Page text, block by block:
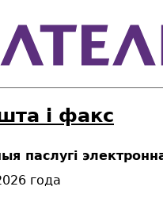
і факс
паслугі
года